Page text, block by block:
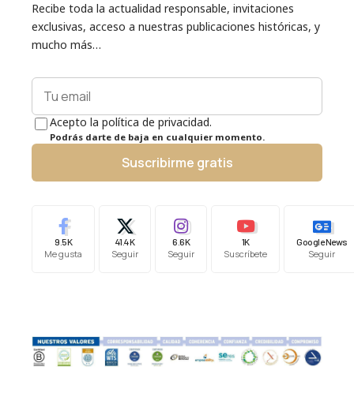
Recibe toda la actualidad responsable, invitaciones
exclusivas, acceso a nuestras publicaciones históricas, y
mucho más…
Acepto la política de privacidad.
Podrás darte de baja en cualquier momento.
Suscribirme gratis
9.5K
Me gusta
41.4K
Seguir
6.6K
Seguir
1K
Suscríbete
Google News
Seguir